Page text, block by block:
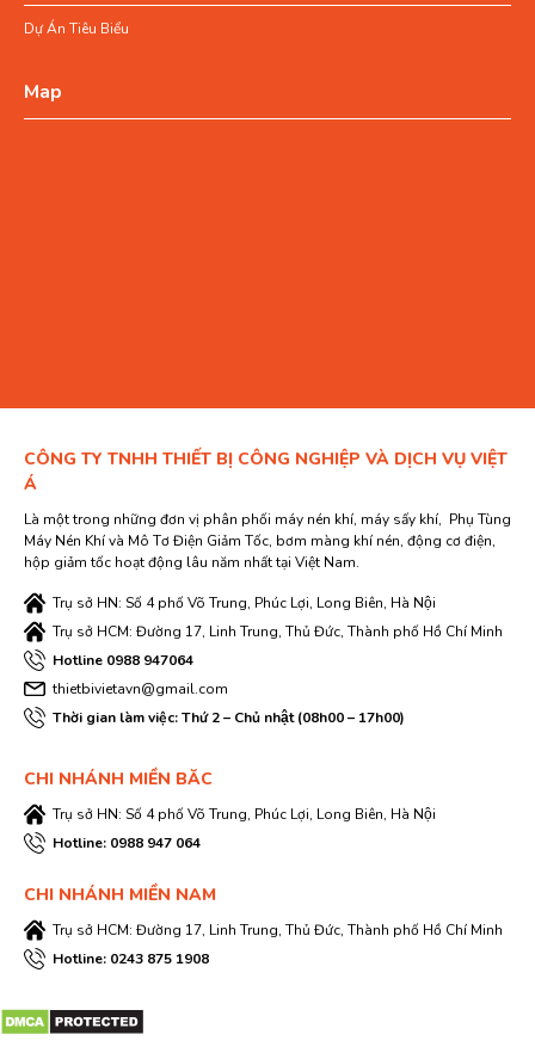
Dự Án Tiêu Biểu
Map
CÔNG TY TNHH THIẾT BỊ CÔNG NGHIỆP VÀ DỊCH VỤ VIỆT
Á
Là một trong những đơn vị phân phối máy nén khí, máy sấy khí, Phụ Tùng
Máy Nén Khí và Mô Tơ Điện Giảm Tốc, bơm màng khí nén, động cơ điện,
hộp giảm tốc hoạt động lâu năm nhất tại Việt Nam.
Trụ sở HN: Số 4 phố Võ Trung, Phúc Lợi, Long Biên, Hà Nội
Trụ sở HCM: Đường 17, Linh Trung, Thủ Đức, Thành phố Hồ Chí Minh
Hotline 0988 947064
thietbivietavn@gmail.com
Thời gian làm việc: Thứ 2 – Chủ nhật (08h00 – 17h00)
CHI NHÁNH MIỀN BĂC
Trụ sở HN: Số 4 phố Võ Trung, Phúc Lợi, Long Biên, Hà Nội
Hotline: 0988 947 064
CHI NHÁNH MIỀN NAM
Trụ sở HCM: Đường 17, Linh Trung, Thủ Đức, Thành phố Hồ Chí Minh
Hotline: 0243 875 1908